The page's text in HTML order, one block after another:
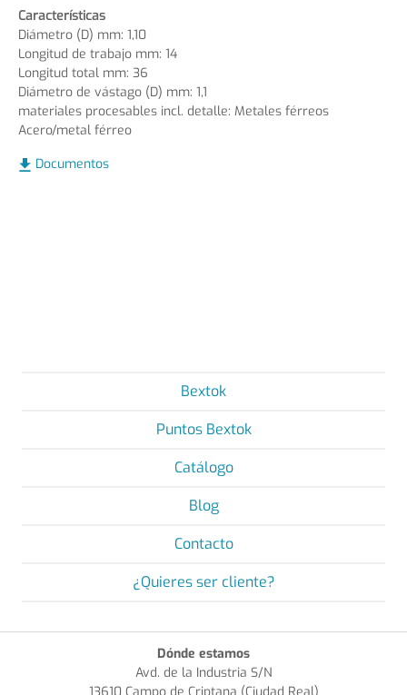
Características
Diámetro (D) mm: 1,10
Longitud de trabajo mm: 14
Longitud total mm: 36
Diámetro de vástago (D) mm: 1,1
materiales procesables incl. detalle: Metales férreos
Acero/metal férreo
Documentos
Bextok
Puntos Bextok
Catálogo
Blog
Contacto
¿Quieres ser cliente?
Dónde estamos
Avd. de la Industria S/N